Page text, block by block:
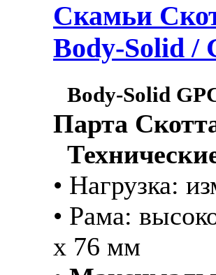
Скамьи
Body-Solid /
Body-Solid
Парта
• Нагрузка:
• Рама:
x 76 мм